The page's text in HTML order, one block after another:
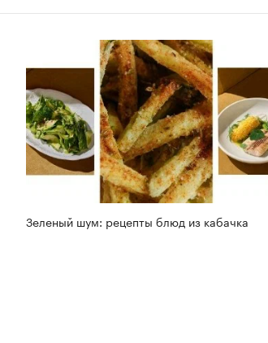
Зеленый шум: рецепты блюд из кабачка